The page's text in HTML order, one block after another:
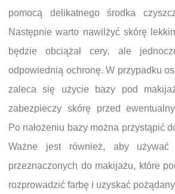
pomocą delikatnego środka
Następnie warto nawilżyć skórę
będzie obciążał cery, ale
odpowiednią ochronę. W przypadku
zaleca się użycie bazy pod
zabezpieczy skórę przed
Po nałożeniu bazy można przystąpić
Ważne jest również, aby
przeznaczonych do makijażu, które
rozprowadzić farbę i uzyskać